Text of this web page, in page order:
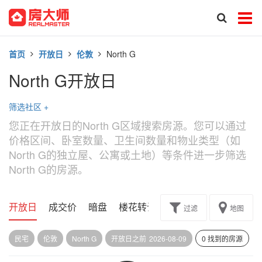
首页 开放日 伦敦 North G
North G开放日
筛选社区 +
您正在开放日的North G区域搜索房源。您可以通过
价格区间、卧室数量、卫生间数量和物业类型（如
North G的独立屋、公寓或土地）等条件进一步筛选
North G的房源。
开放日 成交价 暗盘 楼花转让 过滤 地图
民宅 伦敦 North G 开放日之前 2026-08-09 0 找到的房源